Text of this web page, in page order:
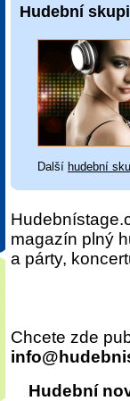
Hudební
Další hudební
magazín plný
a párty,
Chcete zde
Hudební